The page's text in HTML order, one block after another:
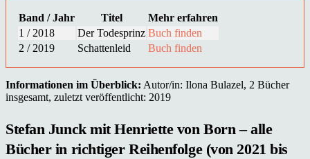
Band / Jahr Titel
Mehr erfahren
1 / 2018
Der Todesprinz Buch finden
2 / 2019
Schattenleid Buch finden
Informationen im Überblick: Autor/in: Ilona Bulazel, 2 Bücher
insgesamt, zuletzt veröffentlicht: 2019
Stefan Junck mit Henriette von Born – alle
Bücher in richtiger Reihenfolge (von 2021 bis